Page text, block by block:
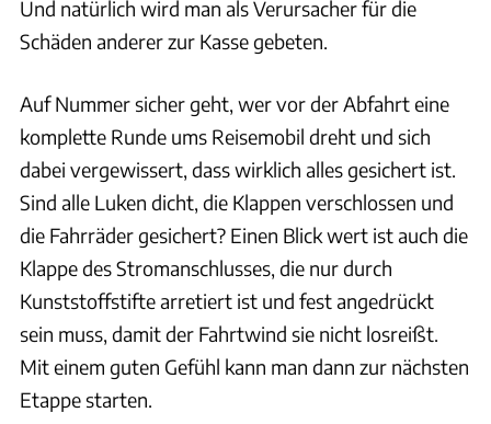
Und natürlich wird man als Verursacher für die
Schäden anderer zur Kasse gebeten.
Auf Nummer sicher geht, wer vor der Abfahrt eine
komplette Runde ums Reisemobil dreht und sich
dabei vergewissert, dass wirklich alles gesichert ist.
Sind alle Luken dicht, die Klappen verschlossen und
die Fahrräder gesichert? Einen Blick wert ist auch die
Klappe des Stromanschlusses, die nur durch
Kunststoffstifte arretiert ist und fest angedrückt
sein muss, damit der Fahrtwind sie nicht losreißt.
Mit einem guten Gefühl kann man dann zur nächsten
Etappe starten.